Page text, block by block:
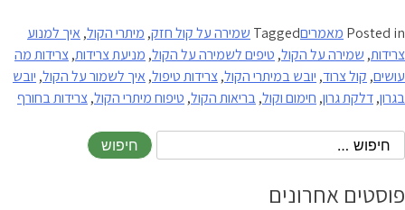
Posted in מאמריםTagged שמירה על קול חזק, מיתרי הקול, איך למנוע
צרידות, שמירה על הקול, טיפים לשמירה על הקול, מניעת צרידות,צרידות מה
עושים, קול צרוד, יובש במיתרי הקול,צרידות טיפול, איך לשמור על הקול, יובש
בגרון,דלקת גרון, חימום וקול,בריאות הקול, טיפוח מיתרי הקול,צרידות בחורף
פוסטים אחרונים